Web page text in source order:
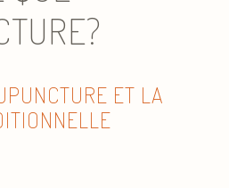
ET LA